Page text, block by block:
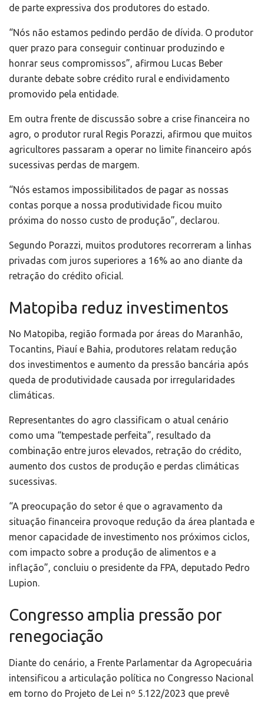
de parte expressiva dos produtores do estado.
“Nós não estamos pedindo perdão de dívida. O produtor
quer prazo para conseguir continuar produzindo e
honrar seus compromissos”, afirmou Lucas Beber
durante debate sobre crédito rural e endividamento
promovido pela entidade.
Em outra frente de discussão sobre a crise financeira no
agro, o produtor rural Regis Porazzi, afirmou que muitos
agricultores passaram a operar no limite financeiro após
sucessivas perdas de margem.
“Nós estamos impossibilitados de pagar as nossas
contas porque a nossa produtividade ficou muito
próxima do nosso custo de produção”, declarou.
Segundo Porazzi, muitos produtores recorreram a linhas
privadas com juros superiores a 16% ao ano diante da
retração do crédito oficial.
Matopiba reduz investimentos
No Matopiba, região formada por áreas do Maranhão,
Tocantins, Piauí e Bahia, produtores relatam redução
dos investimentos e aumento da pressão bancária após
queda de produtividade causada por irregularidades
climáticas.
Representantes do agro classificam o atual cenário
como uma “tempestade perfeita”, resultado da
combinação entre juros elevados, retração do crédito,
aumento dos custos de produção e perdas climáticas
sucessivas.
“A preocupação do setor é que o agravamento da
situação financeira provoque redução da área plantada e
menor capacidade de investimento nos próximos ciclos,
com impacto sobre a produção de alimentos e a
inflação”, concluiu o presidente da FPA, deputado Pedro
Lupion.
Congresso amplia pressão por
renegociação
Diante do cenário, a Frente Parlamentar da Agropecuária
intensificou a articulação política no Congresso Nacional
em torno do Projeto de Lei nº 5.122/2023 que prevê